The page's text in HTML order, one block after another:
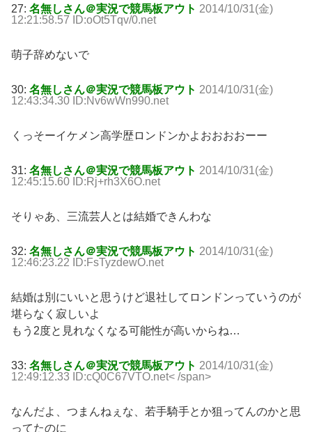
27: 名無しさん＠実況で競馬板アウト 2014/10/31(金)
12:21:58.57 ID:oOt5Tqv/0.net
萌子辞めないで
30: 名無しさん＠実況で競馬板アウト 2014/10/31(金)
12:43:34.30 ID:Nv6wWn990.net
くっそーイケメン高学歴ロンドンかよおおおおーー
31: 名無しさん＠実況で競馬板アウト 2014/10/31(金)
12:45:15.60 ID:Rj+rh3X6O.net
そりゃあ、三流芸人とは結婚できんわな
32: 名無しさん＠実況で競馬板アウト 2014/10/31(金)
12:46:23.22 ID:FsTyzdewO.net
結婚は別にいいと思うけど退社してロンドンっていうのが
堪らなく寂しいよ
もう2度と見れなくなる可能性が高いからね…
33: 名無しさん＠実況で競馬板アウト 2014/10/31(金)
12:49:12.33 ID:cQ0C67VTO.net< /span>
なんだよ、つまんねぇな、若手騎手とか狙ってんのかと思
ってたのに